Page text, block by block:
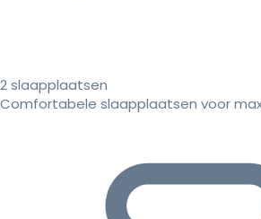
2 slaapplaatsen
Comfortabele slaapplaatsen voor